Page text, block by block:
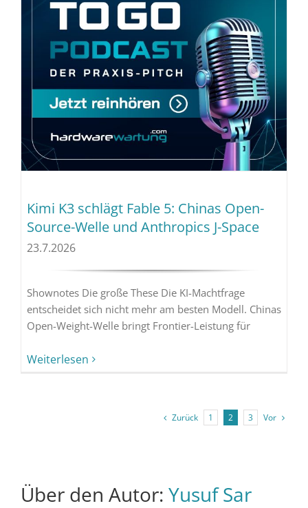
Kimi K3 schlägt Fable 5: Chinas Open-
Source-Welle und Anthropics J-Space
23.7.2026
Shownotes Die große These Die KI-Machtfrage
entscheidet sich nicht mehr am besten Modell. Chinas
Open-Weight-Welle bringt Frontier-Leistung für
Weiterlesen
Zurück 1 2 3 Vor
Über den Autor: Yusuf Sar